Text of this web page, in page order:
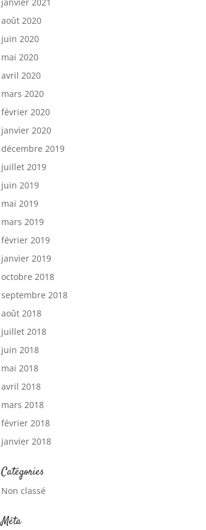
août 2020
juin 2020
mai 2020
avril 2020
mars 2020
février 2020
janvier 2020
décembre 2019
juillet 2019
juin 2019
mai 2019
mars 2019
février 2019
janvier 2019
octobre 2018
septembre 2018
août 2018
juillet 2018
juin 2018
mai 2018
avril 2018
mars 2018
février 2018
janvier 2018
Catégories
Non classé
Méta